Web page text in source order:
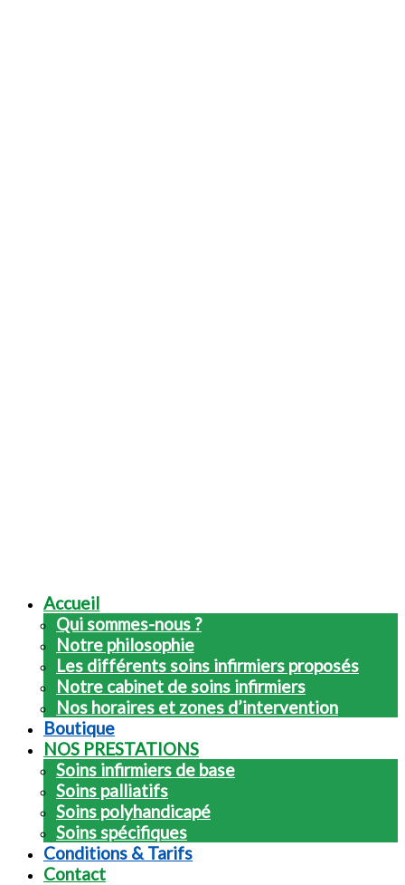
Accueil
Qui sommes-nous ?
Notre philosophie
Les différents soins infirmiers proposés
Notre cabinet de soins infirmiers
Nos horaires et zones d’intervention
Boutique
NOS PRESTATIONS
Soins infirmiers de base
Soins palliatifs
Soins polyhandicapé
Soins spécifiques
Conditions & Tarifs
Contact